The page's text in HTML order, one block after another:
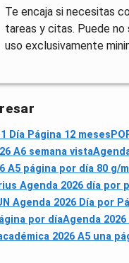
Te encaja si necesitas
tareas y citas. Puede no
uso exclusivamente
Día Página 12 meses
A6 semana vista
A5 página por día 80 g/
Agenda 2026 día por
Agenda 2026 Día por
por díaAgenda
2026 A5 una